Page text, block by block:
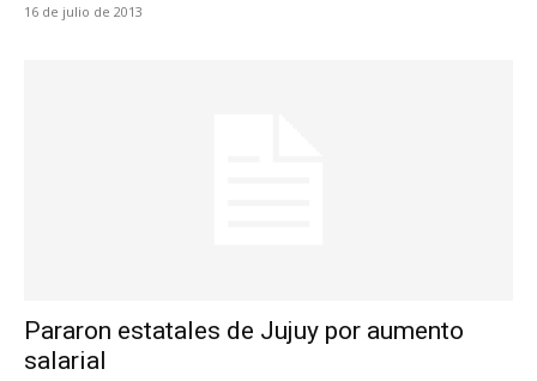
16 de julio de 2013
Pararon estatales de Jujuy por aumento
salarial